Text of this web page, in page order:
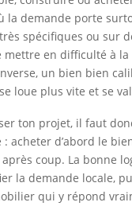
la demande porte
spécifiques ou sur
en difficulté à la
un bien bien
loue plus vite et se
ton projet, il faut
acheter d’abord le
coup. La bonne
la demande locale,
qui y répond